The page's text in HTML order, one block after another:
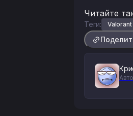
Читайте
Теги: Valorant